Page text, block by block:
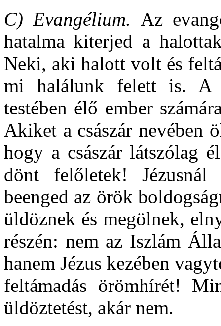
C) Evangélium. Az
hatalma kiterjed a
Neki, aki halott volt és
mi halálunk felett is. A
testében élő ember
Akiket a császár nevében
hogy a császár látszólag
dönt felőletek!
beenged az örök
üldöznek és megölnek,
részén: nem az Iszlám
hanem Jézus kezében
feltámadás örömhírét!
üldöztetést, akár nem.